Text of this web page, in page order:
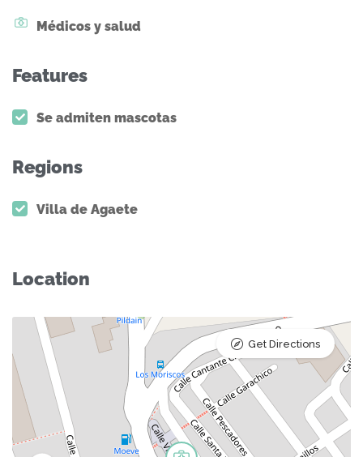
Médicos y salud
Features
Se admiten mascotas
Regions
Villa de Agaete
Location
Get Directions